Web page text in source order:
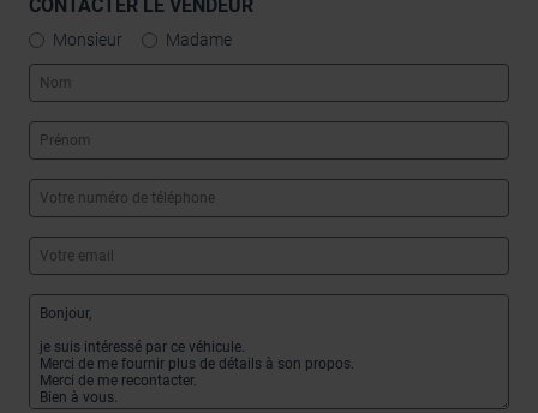
CONTACTER LE VENDEUR
Monsieur Madame